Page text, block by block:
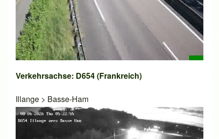
Verkehrsachse: D654 (Frankreich)
Illange > Basse-Ham